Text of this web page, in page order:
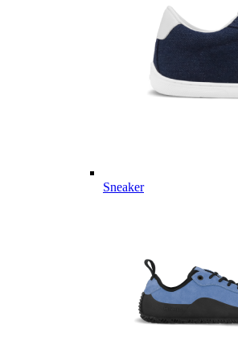
Sneaker